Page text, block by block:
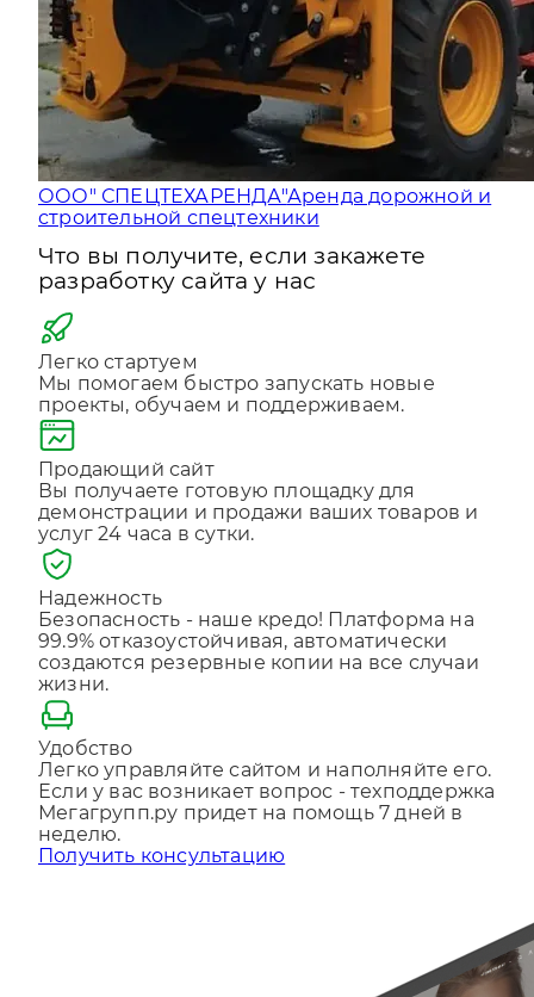
ООО" СПЕЦТЕХАРЕНДА"Аренда дорожной и
Что вы получите, если закажете
разработку сайта у нас
Легко стартуем
Мы помогаем быстро запускать новые
проекты, обучаем и поддерживаем.
Продающий сайт
Вы получаете готовую площадку для
демонстрации и продажи ваших товаров и
услуг 24 часа в сутки.
Надежность
Безопасность - наше кредо! Платформа на
99.9% отказоустойчивая, автоматически
создаются резервные копии на все случаи
жизни.
Удобство
Легко управляйте сайтом и наполняйте его.
Если у вас возникает вопрос - техподдержка
Мегагрупп.ру придет на помощь 7 дней в
неделю.
Отправляя форму, Вы принимаете
конфиденциальности